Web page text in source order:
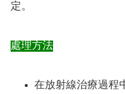
定。
處理方法
在放射線治療過程